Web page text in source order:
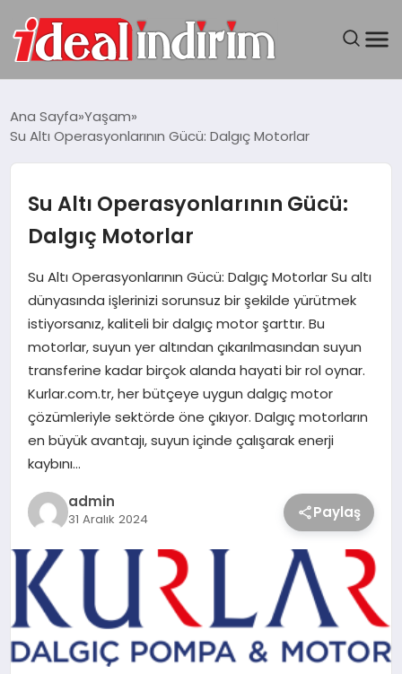
BILGISAYAR
DÜNYA
SEYAHAT
TEKNOLOJI
YAŞAM
Ana Sayfa Yaşam
Su Altı Operasyonlarının Gücü: Dalgıç Motorlar
Su Altı Operasyonlarının Gücü:
Dalgıç Motorlar
Su Altı Operasyonlarının Gücü: Dalgıç Motorlar Su altı
dünyasında işlerinizi sorunsuz bir şekilde yürütmek
istiyorsanız, kaliteli bir dalgıç motor şarttır. Bu
motorlar, suyun yer altından çıkarılmasından suyun
transferine kadar birçok alanda hayati bir rol oynar.
Kurlar.com.tr, her bütçeye uygun dalgıç motor
çözümleriyle sektörde öne çıkıyor. Dalgıç motorların
en büyük avantajı, suyun içinde çalışarak enerji
kaybını…
admin
31 Aralık 2024 Paylaş